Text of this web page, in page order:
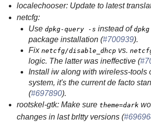
localechooser: Update to latest
netcfg:
Use dpkg-query -s instead of
package installation (#700939).
Fix netcfg/disable_dhcpvs.
logic. The latter was ineffective (
Install iw along with wireless-tools
system, it's the current de facto
(#697890).
rootskel-gtk: Make sure theme=dark
changes in last brltty versions (